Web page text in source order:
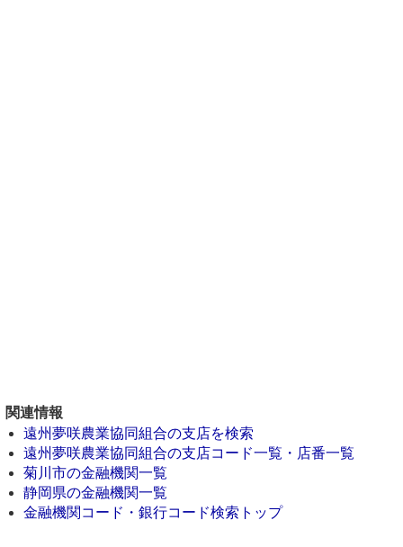
関連情報
遠州夢咲農業協同組合の支店を検索
遠州夢咲農業協同組合の支店コード一覧・店番一覧
菊川市の金融機関一覧
静岡県の金融機関一覧
金融機関コード・銀行コード検索トップ